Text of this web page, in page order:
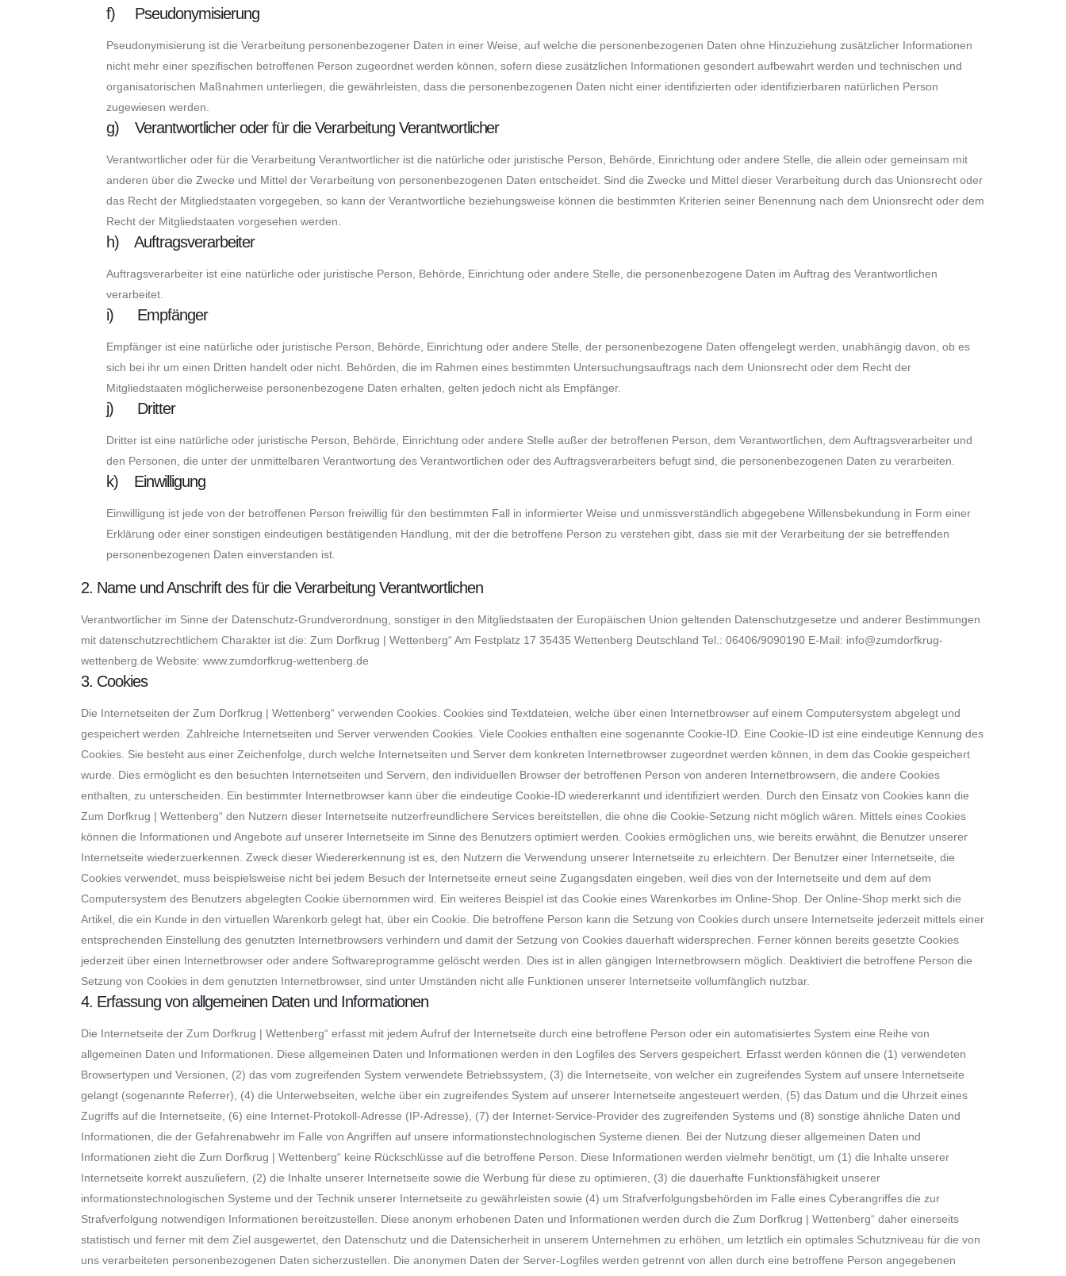
f) Pseudonymisierung
Pseudonymisierung ist die Verarbeitung personenbezogener Daten in einer Weise, auf welche die personenbezogenen Daten ohne Hinzuziehung zusätzlicher Informationen
nicht mehr einer spezifischen betroffenen Person zugeordnet werden können, sofern diese zusätzlichen Informationen gesondert aufbewahrt werden und technischen und
organisatorischen Maßnahmen unterliegen, die gewährleisten, dass die personenbezogenen Daten nicht einer identifizierten oder identifizierbaren natürlichen Person
zugewiesen werden.
g) Verantwortlicher oder für die Verarbeitung Verantwortlicher
Verantwortlicher oder für die Verarbeitung Verantwortlicher ist die natürliche oder juristische Person, Behörde, Einrichtung oder andere Stelle, die allein oder gemeinsam mit
anderen über die Zwecke und Mittel der Verarbeitung von personenbezogenen Daten entscheidet. Sind die Zwecke und Mittel dieser Verarbeitung durch das Unionsrecht oder
das Recht der Mitgliedstaaten vorgegeben, so kann der Verantwortliche beziehungsweise können die bestimmten Kriterien seiner Benennung nach dem Unionsrecht oder dem
Recht der Mitgliedstaaten vorgesehen werden.
h) Auftragsverarbeiter
Auftragsverarbeiter ist eine natürliche oder juristische Person, Behörde, Einrichtung oder andere Stelle, die personenbezogene Daten im Auftrag des Verantwortlichen
verarbeitet.
i) Empfänger
Empfänger ist eine natürliche oder juristische Person, Behörde, Einrichtung oder andere Stelle, der personenbezogene Daten offengelegt werden, unabhängig davon, ob es
sich bei ihr um einen Dritten handelt oder nicht. Behörden, die im Rahmen eines bestimmten Untersuchungsauftrags nach dem Unionsrecht oder dem Recht der
Mitgliedstaaten möglicherweise personenbezogene Daten erhalten, gelten jedoch nicht als Empfänger.
j) Dritter
Dritter ist eine natürliche oder juristische Person, Behörde, Einrichtung oder andere Stelle außer der betroffenen Person, dem Verantwortlichen, dem Auftragsverarbeiter und
den Personen, die unter der unmittelbaren Verantwortung des Verantwortlichen oder des Auftragsverarbeiters befugt sind, die personenbezogenen Daten zu verarbeiten.
k) Einwilligung
Einwilligung ist jede von der betroffenen Person freiwillig für den bestimmten Fall in informierter Weise und unmissverständlich abgegebene Willensbekundung in Form einer
Erklärung oder einer sonstigen eindeutigen bestätigenden Handlung, mit der die betroffene Person zu verstehen gibt, dass sie mit der Verarbeitung der sie betreffenden
personenbezogenen Daten einverstanden ist.
2. Name und Anschrift des für die Verarbeitung Verantwortlichen
Verantwortlicher im Sinne der Datenschutz-Grundverordnung, sonstiger in den Mitgliedstaaten der Europäischen Union geltenden Datenschutzgesetze und anderer Bestimmungen
mit datenschutzrechtlichem Charakter ist die: Zum Dorfkrug | Wettenberg“ Am Festplatz 17 35435 Wettenberg Deutschland Tel.: 06406/9090190 E-Mail: info@zumdorfkrug-
wettenberg.de Website: www.zumdorfkrug-wettenberg.de
3. Cookies
Die Internetseiten der Zum Dorfkrug | Wettenberg“ verwenden Cookies. Cookies sind Textdateien, welche über einen Internetbrowser auf einem Computersystem abgelegt und
gespeichert werden. Zahlreiche Internetseiten und Server verwenden Cookies. Viele Cookies enthalten eine sogenannte Cookie-ID. Eine Cookie-ID ist eine eindeutige Kennung des
Cookies. Sie besteht aus einer Zeichenfolge, durch welche Internetseiten und Server dem konkreten Internetbrowser zugeordnet werden können, in dem das Cookie gespeichert
wurde. Dies ermöglicht es den besuchten Internetseiten und Servern, den individuellen Browser der betroffenen Person von anderen Internetbrowsern, die andere Cookies
enthalten, zu unterscheiden. Ein bestimmter Internetbrowser kann über die eindeutige Cookie-ID wiedererkannt und identifiziert werden. Durch den Einsatz von Cookies kann die
Zum Dorfkrug | Wettenberg“ den Nutzern dieser Internetseite nutzerfreundlichere Services bereitstellen, die ohne die Cookie-Setzung nicht möglich wären. Mittels eines Cookies
können die Informationen und Angebote auf unserer Internetseite im Sinne des Benutzers optimiert werden. Cookies ermöglichen uns, wie bereits erwähnt, die Benutzer unserer
Internetseite wiederzuerkennen. Zweck dieser Wiedererkennung ist es, den Nutzern die Verwendung unserer Internetseite zu erleichtern. Der Benutzer einer Internetseite, die
Cookies verwendet, muss beispielsweise nicht bei jedem Besuch der Internetseite erneut seine Zugangsdaten eingeben, weil dies von der Internetseite und dem auf dem
Computersystem des Benutzers abgelegten Cookie übernommen wird. Ein weiteres Beispiel ist das Cookie eines Warenkorbes im Online-Shop. Der Online-Shop merkt sich die
Artikel, die ein Kunde in den virtuellen Warenkorb gelegt hat, über ein Cookie. Die betroffene Person kann die Setzung von Cookies durch unsere Internetseite jederzeit mittels einer
entsprechenden Einstellung des genutzten Internetbrowsers verhindern und damit der Setzung von Cookies dauerhaft widersprechen. Ferner können bereits gesetzte Cookies
jederzeit über einen Internetbrowser oder andere Softwareprogramme gelöscht werden. Dies ist in allen gängigen Internetbrowsern möglich. Deaktiviert die betroffene Person die
Setzung von Cookies in dem genutzten Internetbrowser, sind unter Umständen nicht alle Funktionen unserer Internetseite vollumfänglich nutzbar.
4. Erfassung von allgemeinen Daten und Informationen
Die Internetseite der Zum Dorfkrug | Wettenberg“ erfasst mit jedem Aufruf der Internetseite durch eine betroffene Person oder ein automatisiertes System eine Reihe von
allgemeinen Daten und Informationen. Diese allgemeinen Daten und Informationen werden in den Logfiles des Servers gespeichert. Erfasst werden können die (1) verwendeten
Browsertypen und Versionen, (2) das vom zugreifenden System verwendete Betriebssystem, (3) die Internetseite, von welcher ein zugreifendes System auf unsere Internetseite
gelangt (sogenannte Referrer), (4) die Unterwebseiten, welche über ein zugreifendes System auf unserer Internetseite angesteuert werden, (5) das Datum und die Uhrzeit eines
Zugriffs auf die Internetseite, (6) eine Internet-Protokoll-Adresse (IP-Adresse), (7) der Internet-Service-Provider des zugreifenden Systems und (8) sonstige ähnliche Daten und
Informationen, die der Gefahrenabwehr im Falle von Angriffen auf unsere informationstechnologischen Systeme dienen. Bei der Nutzung dieser allgemeinen Daten und
Informationen zieht die Zum Dorfkrug | Wettenberg“ keine Rückschlüsse auf die betroffene Person. Diese Informationen werden vielmehr benötigt, um (1) die Inhalte unserer
Internetseite korrekt auszuliefern, (2) die Inhalte unserer Internetseite sowie die Werbung für diese zu optimieren, (3) die dauerhafte Funktionsfähigkeit unserer
informationstechnologischen Systeme und der Technik unserer Internetseite zu gewährleisten sowie (4) um Strafverfolgungsbehörden im Falle eines Cyberangriffes die zur
Strafverfolgung notwendigen Informationen bereitzustellen. Diese anonym erhobenen Daten und Informationen werden durch die Zum Dorfkrug | Wettenberg“ daher einerseits
statistisch und ferner mit dem Ziel ausgewertet, den Datenschutz und die Datensicherheit in unserem Unternehmen zu erhöhen, um letztlich ein optimales Schutzniveau für die von
uns verarbeiteten personenbezogenen Daten sicherzustellen. Die anonymen Daten der Server-Logfiles werden getrennt von allen durch eine betroffene Person angegebenen